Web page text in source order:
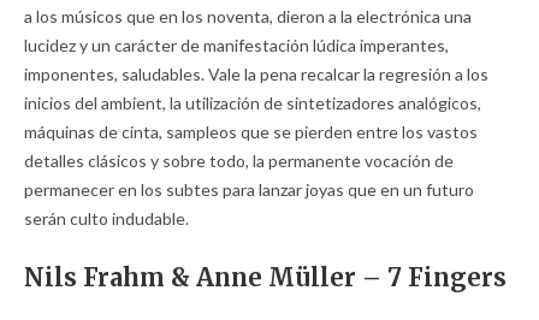
a los músicos que en los noventa, dieron a la electrónica una
lucidez y un carácter de manifestación lúdica imperantes,
imponentes, saludables. Vale la pena recalcar la regresión a los
inicios del ambient, la utilización de sintetizadores analógicos,
máquinas de cinta, sampleos que se pierden entre los vastos
detalles clásicos y sobre todo, la permanente vocación de
permanecer en los subtes para lanzar joyas que en un futuro
serán culto indudable.
Nils Frahm & Anne Müller – 7 Fingers